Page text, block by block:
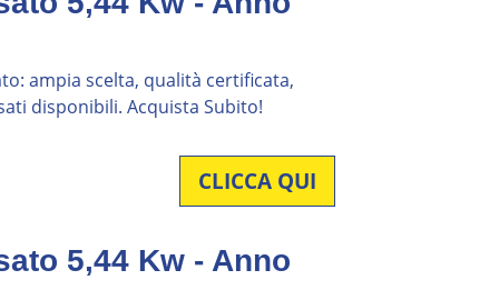
ampia scelta, qualità certificata,
disponibili. Acquista Subito!
CLICCA QUI
5,44 Kw - Anno